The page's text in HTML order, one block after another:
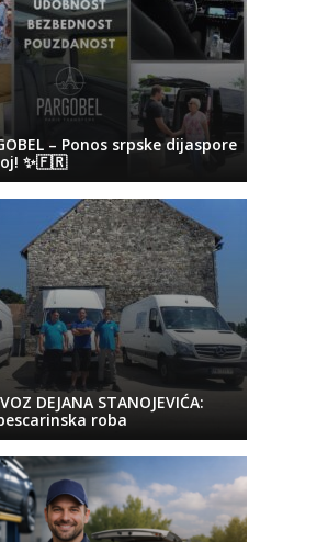
– Ponos srpske dijaspore
✨🇫🇷
DEJANA STANOJEVIĆA:
roba